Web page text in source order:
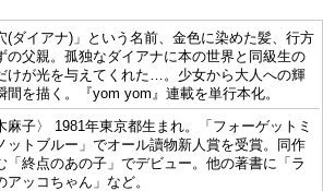
(ダイアナ)」という名前、金色に染めた髪、行方
の父親。孤独なダイアナに本の世界と同級生の
けが光を与えてくれた…。少女から大人への輝
間を描く。『yom yom』連載を単行本化。
麻子〉 1981年東京都生まれ。「フォーゲットミ
ットブルー」でオール讀物新人賞を受賞。同作
「終点のあの子」でデビュー。他の著書に「ラ
アッコちゃん」など。